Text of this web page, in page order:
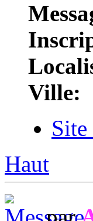
Ville:
Haut